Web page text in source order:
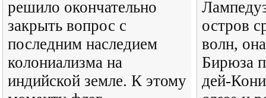
решило окончательно
закрыть вопрос с
последним наследием
колониализма на
индийской земле. К этому
остров
волн,
Бирюза
дей-